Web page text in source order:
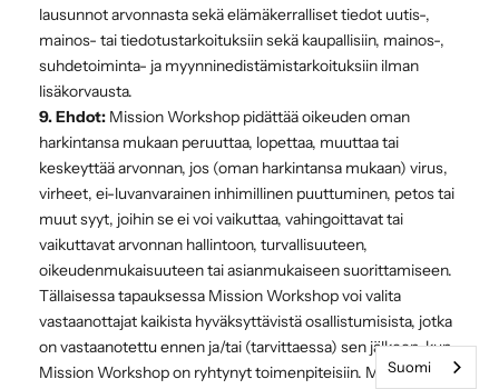
lausunnot arvonnasta sekä elämäkerralliset tiedot uutis-,
mainos- tai tiedotustarkoituksiin sekä kaupallisiin, mainos-,
suhdetoiminta- ja myynninedistämistarkoituksiin ilman
lisäkorvausta.
9. Ehdot: Mission Workshop pidättää oikeuden oman
harkintansa mukaan peruuttaa, lopettaa, muuttaa tai
keskeyttää arvonnan, jos (oman harkintansa mukaan) virus,
virheet, ei-luvanvarainen inhimillinen puuttuminen, petos tai
muut syyt, joihin se ei voi vaikuttaa, vahingoittavat tai
vaikuttavat arvonnan hallintoon, turvallisuuteen,
oikeudenmukaisuuteen tai asianmukaiseen suorittamiseen.
Tällaisessa tapauksessa Mission Workshop voi valita
vastaanottajat kaikista hyväksyttävistä osallistumisista, jotka
on vastaanotettu ennen ja/tai (tarvittaessa) sen jälkeen, kun
Mission Workshop on ryhtynyt toimenpiteisiin. Mission
Suomi